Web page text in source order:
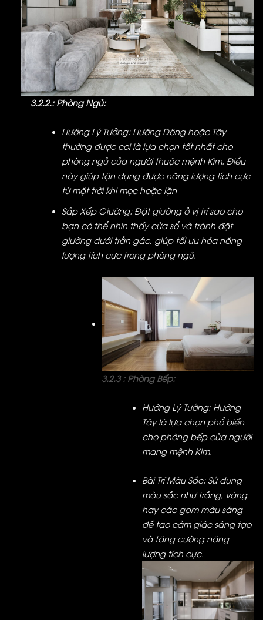
3.2.2.: Phòng Ngủ:
Hướng Lý Tưởng: Hướng Đông hoặc Tây
thường được coi là lựa chọn tốt nhất cho
phòng ngủ của người thuộc mệnh Kim. Điều
này giúp tận dụng được năng lượng tích cực
từ mặt trời khi mọc hoặc lặn
Sắp Xếp Giường: Đặt giường ở vị trí sao cho
bạn có thể nhìn thấy cửa sổ và tránh đặt
giường dưới trần gác, giúp tối ưu hóa năng
lượng tích cực trong phòng ngủ.
3.2.3 : Phòng Bếp:
Hướng Lý Tưởng: Hướng
Tây là lựa chọn phổ biến
cho phòng bếp của người
mang mệnh Kim.
Bài Trí Màu Sắc: Sử dụng
màu sắc như trắng, vàng
hay các gam màu sáng
để tạo cảm giác sáng tạo
và tăng cường năng
lượng tích cực.